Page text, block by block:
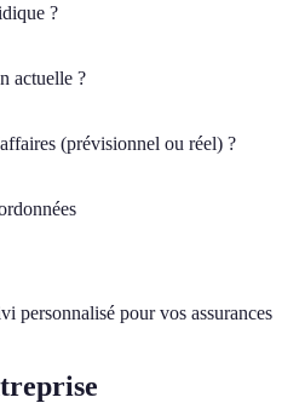
?
actuelle ?
(prévisionnel ou réel) ?
personnalisé pour vos assurances